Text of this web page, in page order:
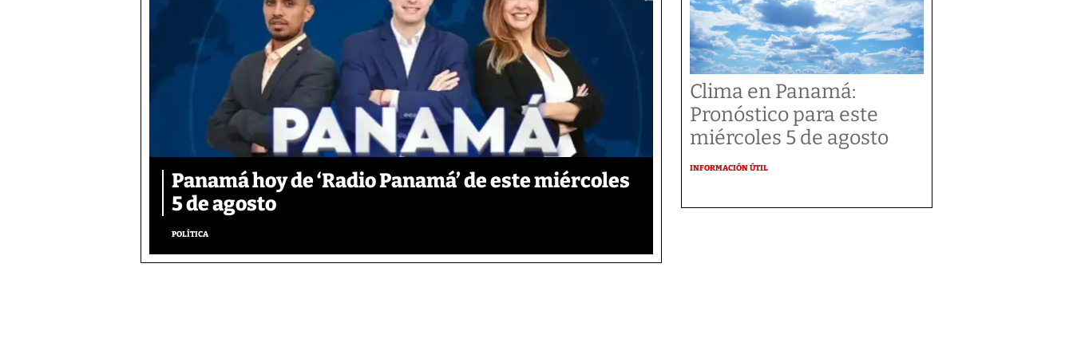
Panamá hoy de ‘Radio Panamá’ de este miércoles
5 de agosto
POLÍTICA
Clima en Panamá:
Pronóstico para este
miércoles 5 de agosto
INFORMACIÓN ÚTIL